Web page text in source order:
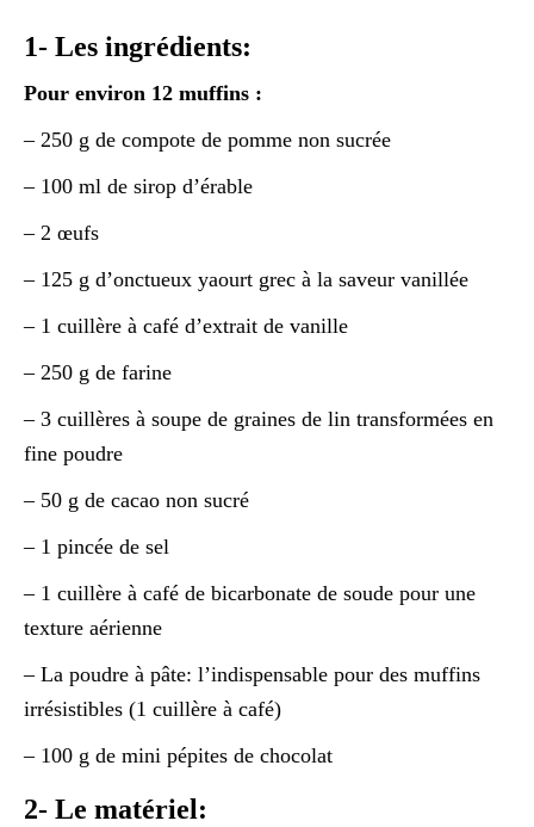
1- Les ingrédients:
Pour environ 12 muffins :
– 250 g de compote de pomme non sucrée
– 100 ml de sirop d’érable
– 2 œufs
– 125 g d’onctueux yaourt grec à la saveur vanillée
– 1 cuillère à café d’extrait de vanille
– 250 g de farine
– 3 cuillères à soupe de graines de lin transformées en
fine poudre
– 50 g de cacao non sucré
– 1 pincée de sel
– 1 cuillère à café de bicarbonate de soude pour une
texture aérienne
– La poudre à pâte: l’indispensable pour des muffins
irrésistibles (1 cuillère à café)
– 100 g de mini pépites de chocolat
2- Le matériel: